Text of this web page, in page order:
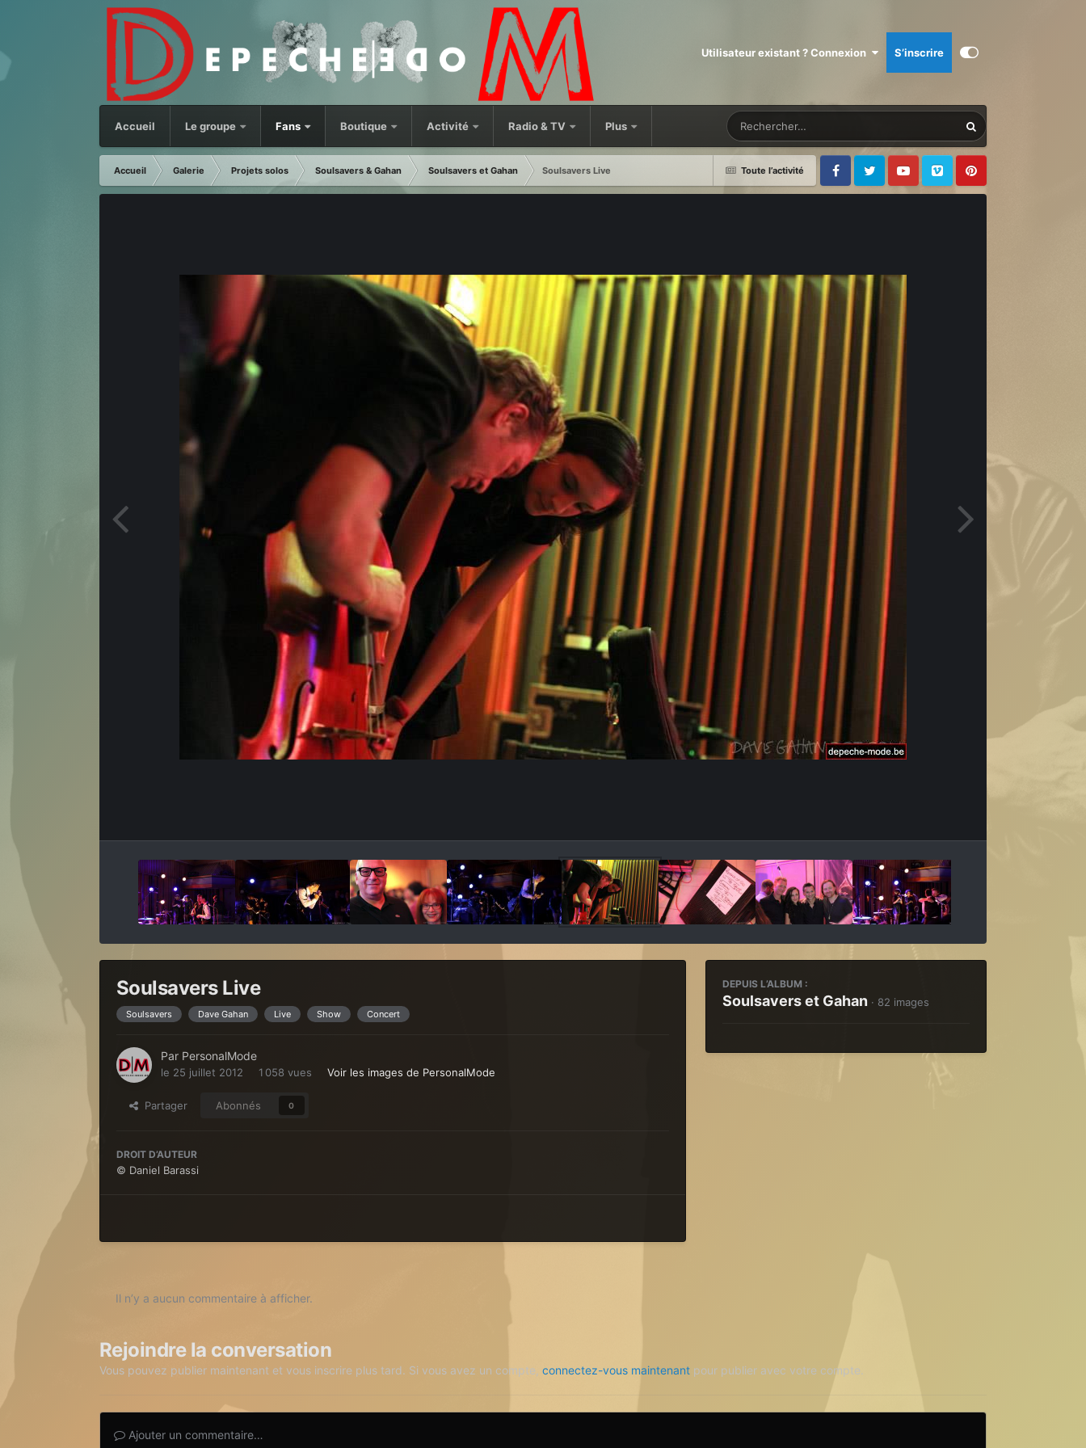
Utilisateur existant ? Connexion S’inscrire
Accueil Le groupe Fans Boutique Activité Radio & TV Plus
Toute l’activité
Accueil Galerie Projets solos Soulsavers & Gahan Soulsavers et Gahan
Soulsavers Live
FacebookTwitter Youtube Vimeo Pinterest
Soulsavers Live
Soulsavers Dave Gahan Live Show Concert
Par PersonalMode
le 25 juillet 2012 1 058 vues Voir les images de PersonalMode
Partager Abonnés 0
DROIT D’AUTEUR
© Daniel Barassi
DEPUIS L’ALBUM :
Soulsavers et Gahan · 82 images
Il n’y a aucun commentaire à afficher.
Rejoindre la conversation
Vous pouvez publier maintenant et vous inscrire plus tard. Si vous avez un compte, connectez-vous maintenantpour publier avec votre compte.
Ajouter un commentaire…